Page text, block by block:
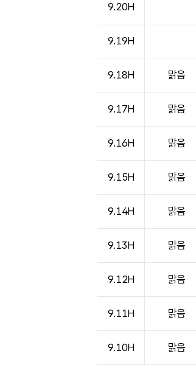
9.20H
9.19H
9.18H 맑음
9.17H 맑음
9.16H 맑음
9.15H 맑음
9.14H 맑음
9.13H 맑음
9.12H 맑음
9.11H 맑음
9.10H 맑음